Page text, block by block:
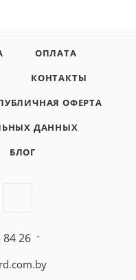
ОПЛАТА
КОНТАКТЫ
ОФЕРТА
ДАННЫХ
БЛОГ
84 26